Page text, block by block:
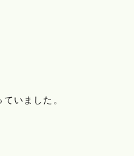
いました。